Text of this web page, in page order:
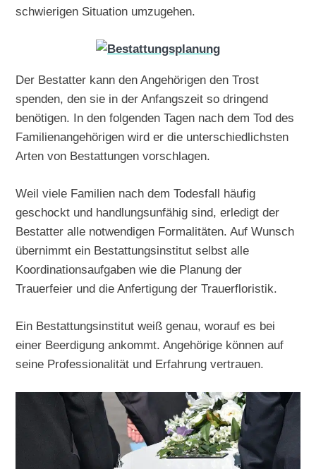
schwierigen Situation umzugehen.
Der Bestatter kann den Angehörigen den Trost
spenden, den sie in der Anfangszeit so dringend
benötigen. In den folgenden Tagen nach dem Tod des
Familienangehörigen wird er die unterschiedlichsten
Arten von Bestattungen vorschlagen.
Weil viele Familien nach dem Todesfall häufig
geschockt und handlungsunfähig sind, erledigt der
Bestatter alle notwendigen Formalitäten. Auf Wunsch
übernimmt ein Bestattungsinstitut selbst alle
Koordinationsaufgaben wie die Planung der
Trauerfeier und die Anfertigung der Trauerfloristik.
Ein Bestattungsinstitut weiß genau, worauf es bei
einer Beerdigung ankommt. Angehörige können auf
seine Professionalität und Erfahrung vertrauen.